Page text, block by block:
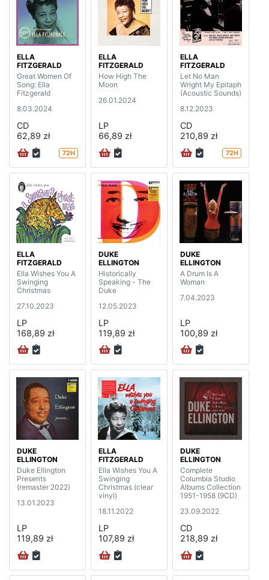
ELLA
FITZGERALD
Great Women Of
Song: Ella
Fitzgerald
8.03.2024
CD
62,89 zł
72H
ELLA
FITZGERALD
How High The
Moon
26.01.2024
LP
66,89 zł
ELLA
FITZGERALD
Let No Man
Wright My Epitaph
(Acoustic Sounds)
8.12.2023
CD
210,89 zł
72H
ELLA
FITZGERALD
Ella Wishes You A
Swinging
Christmas
27.10.2023
LP
168,89 zł
DUKE
ELLINGTON
Historically
Speaking - The
Duke
12.05.2023
LP
119,89 zł
DUKE
ELLINGTON
A Drum Is A
Woman
7.04.2023
LP
100,89 zł
DUKE
ELLINGTON
Duke Ellington
Presents
(remaster 2022)
13.01.2023
LP
119,89 zł
ELLA
FITZGERALD
Ella Wishes You A
Swinging
Christmas (clear
vinyl)
18.11.2022
LP
107,89 zł
DUKE
ELLINGTON
Complete
Columbia Studio
Albums Collection
1951-1958 (9CD)
23.09.2022
CD
218,89 zł